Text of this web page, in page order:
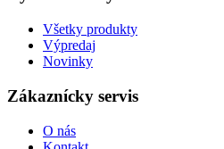
Všetky produkty
Výpredaj
Novinky
Zákaznícky servis
O nás